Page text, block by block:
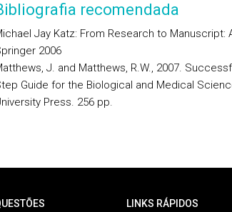
recomendada
Jay Katz: From Research to Manuscript:
2006
J. and Matthews, R.W., 2007.
Guide for the Biological and Medical
Press. 256 pp.
LINKS RÁPIDOS